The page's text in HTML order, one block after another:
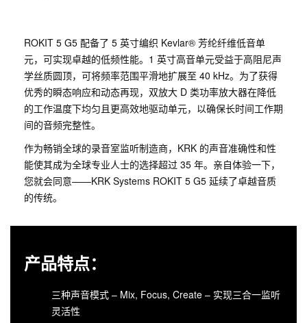
ROKIT 5 G5 配备了 5 英寸编织 Kevlar® 芳纶纤维低音单
元，可实现卓越的低频性能。1 英寸高音单元受益于高阻尼声
学丝质圆顶，可将频率范围平滑地扩展至 40 kHz。为了获得
优秀的瞬态响应和动态再现，双放大 D 类功率放大器在降低
的工作温度下均匀且更高效地驱动单元，以确保长时间工作期
间的音频完整性。
作为畅销全球的录音室监听制造商，KRK 的声音准确性和性
能使其成为全球专业人士的选择超过 35 年。亲自体验一下，
您就会同意——KRK Systems ROKIT 5 G5 延续了卓越音质
的传统。
产品特点：
三种声音模式 – Mix, Focus, Create – 实现三合一监听
灵活性